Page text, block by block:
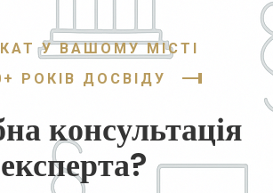
У ВАШОМУ МІСТІ
РОКІВ ДОСВІДУ
консультація
експерта?